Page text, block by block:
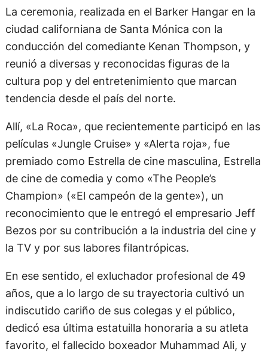
La ceremonia, realizada en el Barker Hangar en la
ciudad californiana de Santa Mónica con la
conducción del comediante Kenan Thompson, y
reunió a diversas y reconocidas figuras de la
cultura pop y del entretenimiento que marcan
tendencia desde el país del norte.
Allí, «La Roca», que recientemente participó en las
películas «Jungle Cruise» y «Alerta roja», fue
premiado como Estrella de cine masculina, Estrella
de cine de comedia y como «The People’s
Champion» («El campeón de la gente»), un
reconocimiento que le entregó el empresario Jeff
Bezos por su contribución a la industria del cine y
la TV y por sus labores filantrópicas.
En ese sentido, el exluchador profesional de 49
años, que a lo largo de su trayectoria cultivó un
indiscutido cariño de sus colegas y el público,
dedicó esa última estatuilla honoraria a su atleta
favorito, el fallecido boxeador Muhammad Ali, y